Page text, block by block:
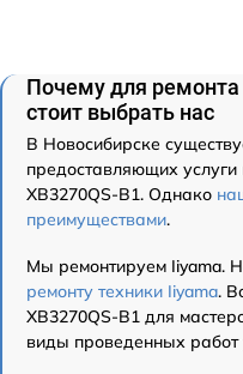
Почему для ремонта
стоит выбрать нас
В Новосибирске
предоставляющих услуги
XB3270QS-B1. Однако
преимуществами.
Мы ремонтируем Iiyama.
ремонту техники Iiyama.
XB3270QS-B1 для
виды проведенных работ